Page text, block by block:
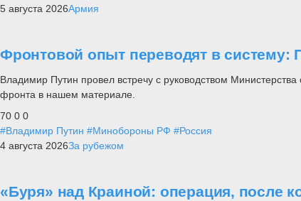
5 августа 2026Армия
Фронтовой опыт переводят в
Владимир Путин провел встречу с руководством
фронта в нашем материале.
70 0 0
#Владимир Путин #Минобороны РФ #Россия
4 августа 2026За рубежом
«Буря» над Краиной: операция, после